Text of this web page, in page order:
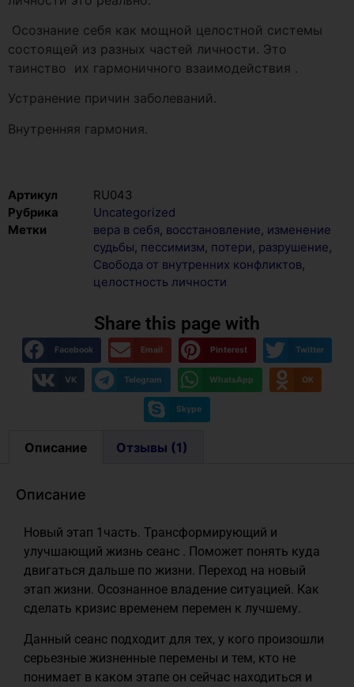
Осознание себя как мощной целостной системы
состоящей из разных частей личности. Это
таинство их гармоничного взаимодействия .
Устранение причин заболеваний.
Внутренняя гармония.
Артикул
RU043
Рубрика
Uncategorized
Метки
вера в себя, восстановление, изменение
судьбы, пессимизм, потери, разрушение,
Свобода от внутренних конфликтов,
целостность личности
Share this page with
Facebook Email Pinterest Twitter
VK Telegram WhatsApp OK
Skype
Описание Отзывы (1)
Описание
Новый этап 1часть. Трансформирующий и
улучшающий жизнь сеанс . Поможет понять куда
двигаться дальше по жизни. Переход на новый
этап жизни. Осознанное владение ситуацией. Как
сделать кризис временем перемен к лучшему.
Данный сеанс подходит для тех, у кого произошли
серьезные жизненные перемены и тем, кто не
понимает в каком этапе он сейчас находиться и